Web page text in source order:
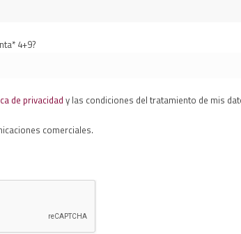
4+9?
de privacidady las condiciones del tratamiento de mis
comerciales.